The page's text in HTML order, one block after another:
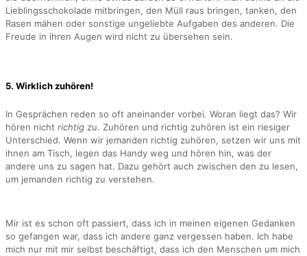
Lieblingsschokolade mitbringen, den Müll raus bringen, tanken, den
Rasen mähen oder sonstige ungeliebte Aufgaben des anderen. Die
Freude in ihren Augen wird nicht zu übersehen sein.
5. Wirklich zuhören!
In Gesprächen reden so oft aneinander vorbei. Woran liegt das? Wir
hören nicht richtig zu. Zuhören und richtig zuhören ist ein riesiger
Unterschied. Wenn wir jemanden richtig zuhören, setzen wir uns mit
ihnen am Tisch, legen das Handy weg und hören hin, was der
andere uns zu sagen hat. Dazu gehört auch zwischen den zu lesen,
um jemanden richtig zu verstehen.
Mir ist es schon oft passiert, dass ich in meinen eigenen Gedanken
so gefangen war, dass ich andere ganz vergessen haben. Ich habe
mich nur mit mir selbst beschäftigt, dass ich den Menschen um mich